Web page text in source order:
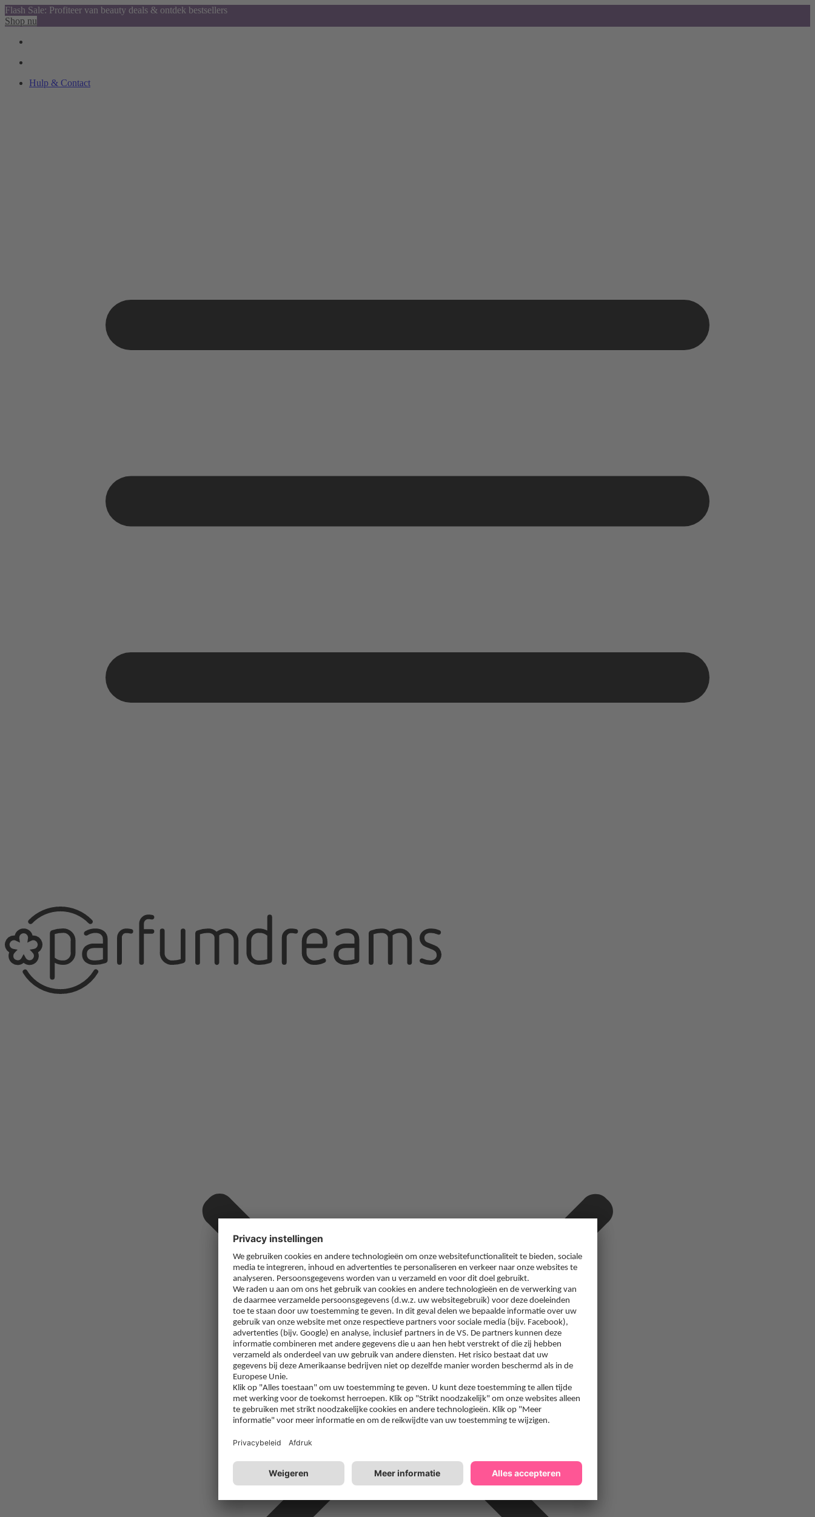
Flash Sale: Profiteer van beauty deals & ontdek bestsellers
Shop nu
Hulp & Contact